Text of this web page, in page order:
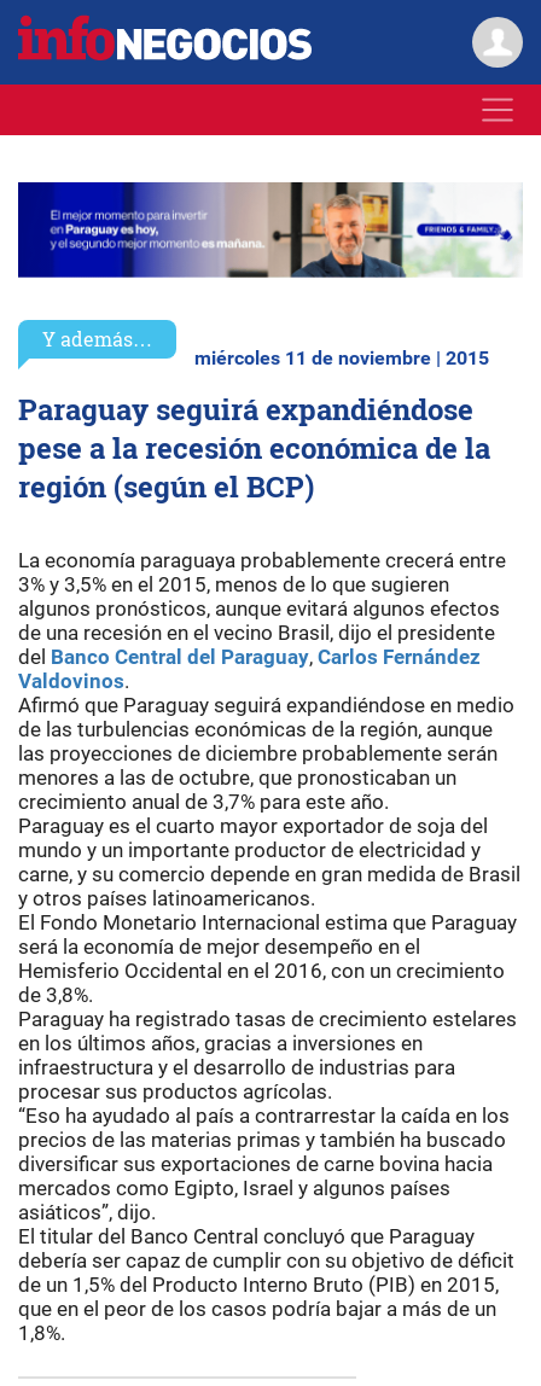
Y además…
miércoles 11 de noviembre | 2015
Paraguay seguirá expandiéndose
pese a la recesión económica de la
región (según el BCP)
La economía paraguaya probablemente crecerá entre
3% y 3,5% en el 2015, menos de lo que sugieren
algunos pronósticos, aunque evitará algunos efectos
de una recesión en el vecino Brasil, dijo el presidente
del Banco Central del Paraguay, Carlos Fernández
Valdovinos.
Afirmó que Paraguay seguirá expandiéndose en medio
de las turbulencias económicas de la región, aunque
las proyecciones de diciembre probablemente serán
menores a las de octubre, que pronosticaban un
crecimiento anual de 3,7% para este año.
Paraguay es el cuarto mayor exportador de soja del
mundo y un importante productor de electricidad y
carne, y su comercio depende en gran medida de Brasil
y otros países latinoamericanos.
El Fondo Monetario Internacional estima que Paraguay
será la economía de mejor desempeño en el
Hemisferio Occidental en el 2016, con un crecimiento
de 3,8%.
Paraguay ha registrado tasas de crecimiento estelares
en los últimos años, gracias a inversiones en
infraestructura y el desarrollo de industrias para
procesar sus productos agrícolas.
“Eso ha ayudado al país a contrarrestar la caída en los
precios de las materias primas y también ha buscado
diversificar sus exportaciones de carne bovina hacia
mercados como Egipto, Israel y algunos países
asiáticos”, dijo.
El titular del Banco Central concluyó que Paraguay
debería ser capaz de cumplir con su objetivo de déficit
de un 1,5% del Producto Interno Bruto (PIB) en 2015,
que en el peor de los casos podría bajar a más de un
1,8%.